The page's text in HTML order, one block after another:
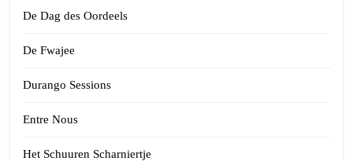
De Dag des Oordeels
De Fwajee
Durango Sessions
Entre Nous
Het Schuuren Scharniertje